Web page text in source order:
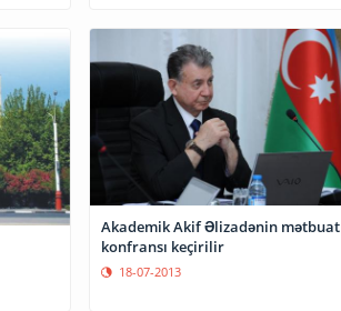
Akademik Akif Əlizadənin mətbuat
konfransı keçirilir
18-07-2013